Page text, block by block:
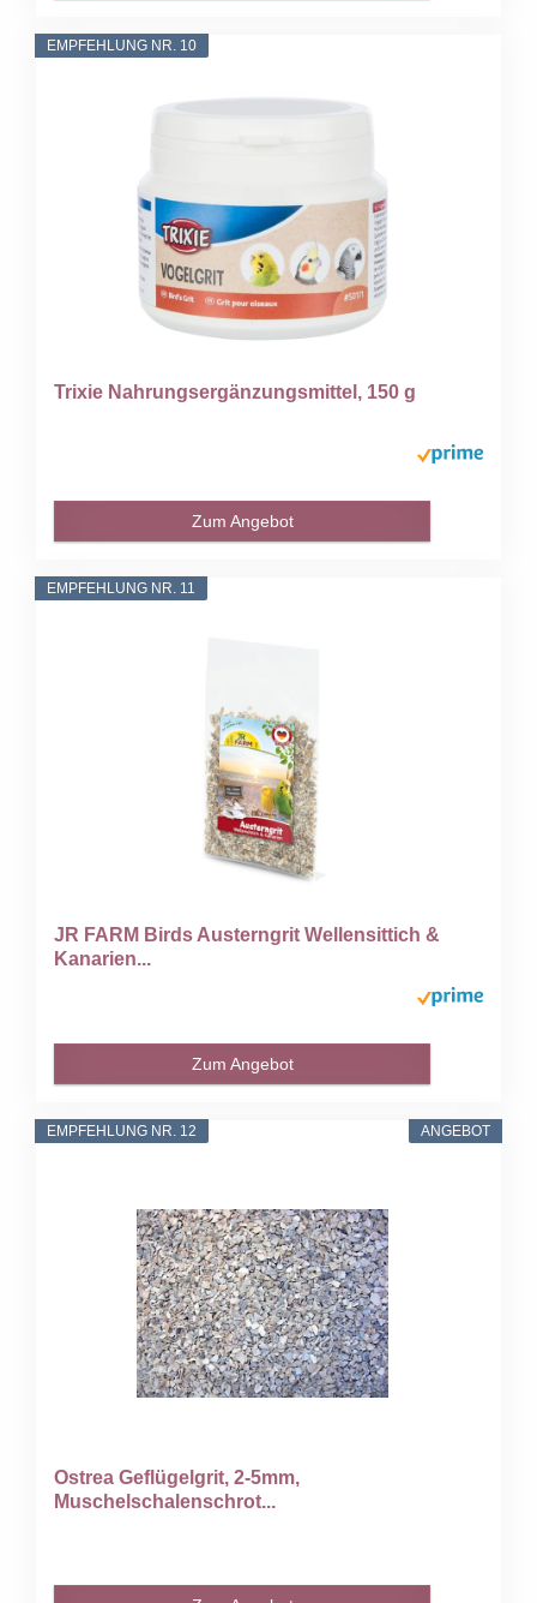
EMPFEHLUNG NR. 10
Trixie Nahrungsergänzungsmittel, 150 g
Zum Angebot
EMPFEHLUNG NR. 11
JR FARM Birds Austerngrit Wellensittich &
Kanarien...
Zum Angebot
ANGEBOT
EMPFEHLUNG NR. 12
Ostrea Geflügelgrit, 2-5mm,
Muschelschalenschrot...